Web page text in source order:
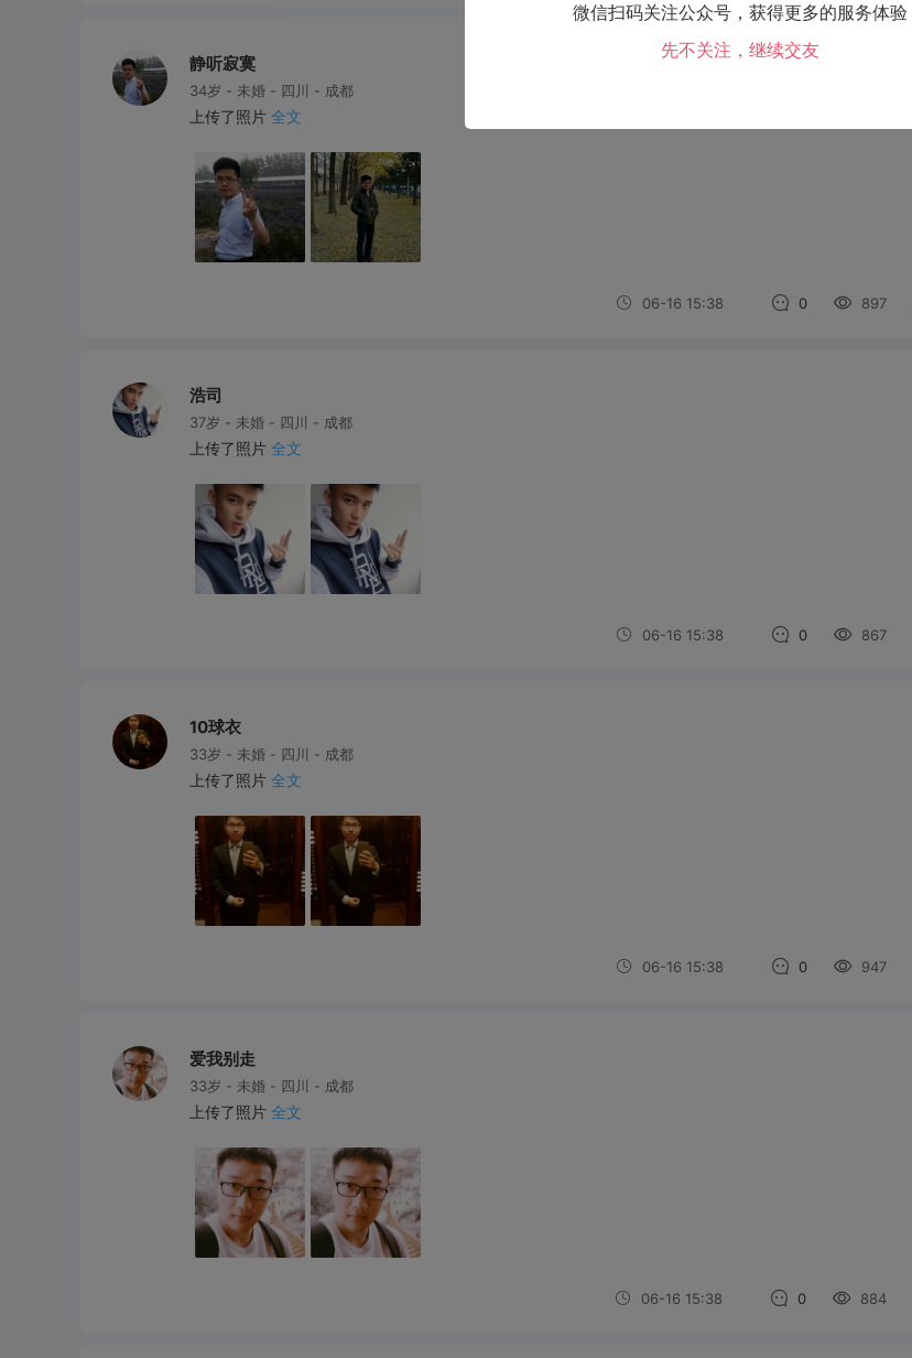
静听寂寞
34岁 - 未婚 - 四川 - 成都
上传了照片 全文
06-16 15:38 0 897
浩司
37岁 - 未婚 - 四川 - 成都
上传了照片 全文
06-16 15:38 0 867
10球衣
33岁 - 未婚 - 四川 - 成都
上传了照片 全文
06-16 15:38 0 947
爱我别走
33岁 - 未婚 - 四川 - 成都
上传了照片 全文
06-16 15:38 0 884
微信扫码关注公众号，获得更多的服务体验
先不关注，继续交友